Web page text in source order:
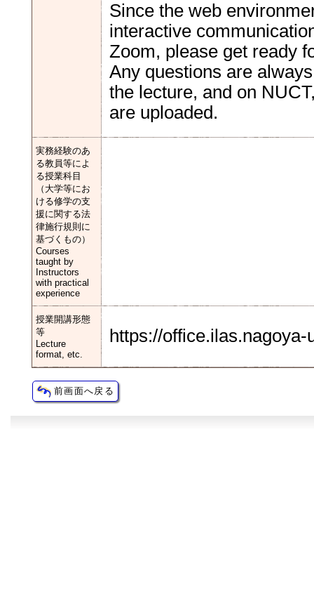
Since the web
interactive
Zoom, please get ready
Any questions are
the lecture, and on
are uploaded.
実務経験のあ
る教員等によ
る授業科目
（大学等にお
ける修学の支
援に関する法
律施行規則に
基づくもの）
Courses
taught by
Instructors
with practical
experience
授業開講形態
等
Lecture
format, etc.
https://